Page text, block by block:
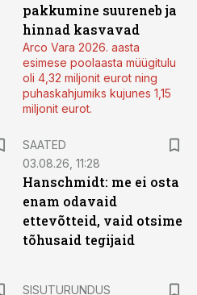
pakkumine suureneb ja
hinnad kasvavad
Arco Vara 2026. aasta
esimese poolaasta müügitulu
oli 4,32 miljonit eurot ning
puhaskahjumiks kujunes 1,15
miljonit eurot.
SAATED
03.08.26, 11:28
Hanschmidt: me ei osta
enam odavaid
ettevõtteid, vaid otsime
tõhusaid tegijaid
SISUTURUNDUS